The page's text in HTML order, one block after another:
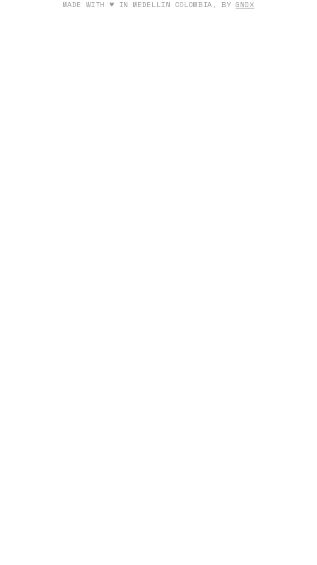
MADE WITH ♥ IN MEDELLÍN COLOMBIA, BY GNDX